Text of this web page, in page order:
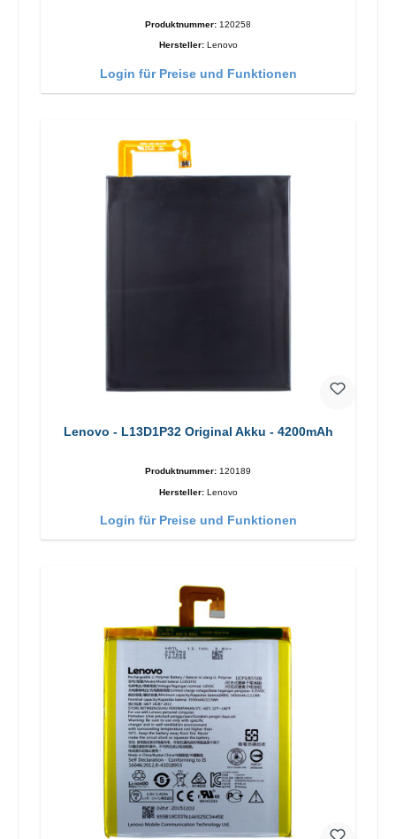
Produktnummer: 120258
Hersteller: Lenovo
Login für Preise und Funktionen
Lenovo - L13D1P32 Original Akku - 4200mAh
Produktnummer: 120189
Hersteller: Lenovo
Login für Preise und Funktionen